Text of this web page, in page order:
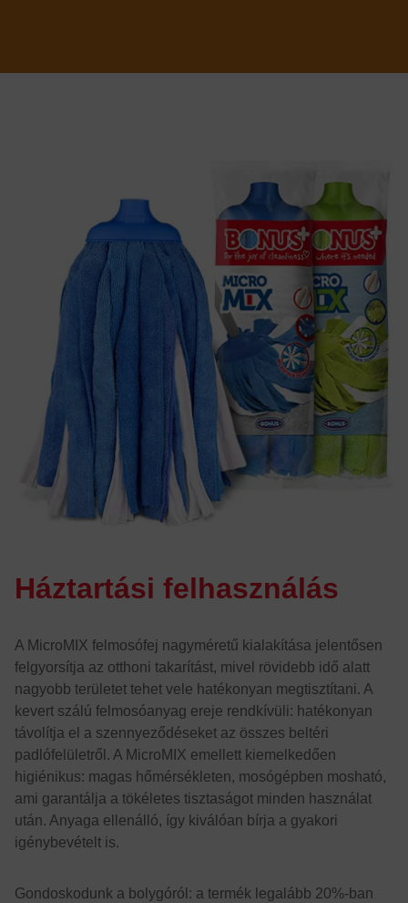
Háztartási felhasználás
A MicroMIX felmosófej nagyméretű kialakítása jelentősen
felgyorsítja az otthoni takarítást, mivel rövidebb idő alatt
nagyobb területet tehet vele hatékonyan megtisztítani. A
kevert szálú felmosóanyag ereje rendkívüli: hatékonyan
távolítja el a szennyeződéseket az összes beltéri
padlófelületről. A MicroMIX emellett kiemelkedően
higiénikus: magas hőmérsékleten, mosógépben mosható,
ami garantálja a tökéletes tisztaságot minden használat
után. Anyaga ellenálló, így kiválóan bírja a gyakori
igénybevételt is.
Gondoskodunk a bolygóról: a termék legalább 20%-ban